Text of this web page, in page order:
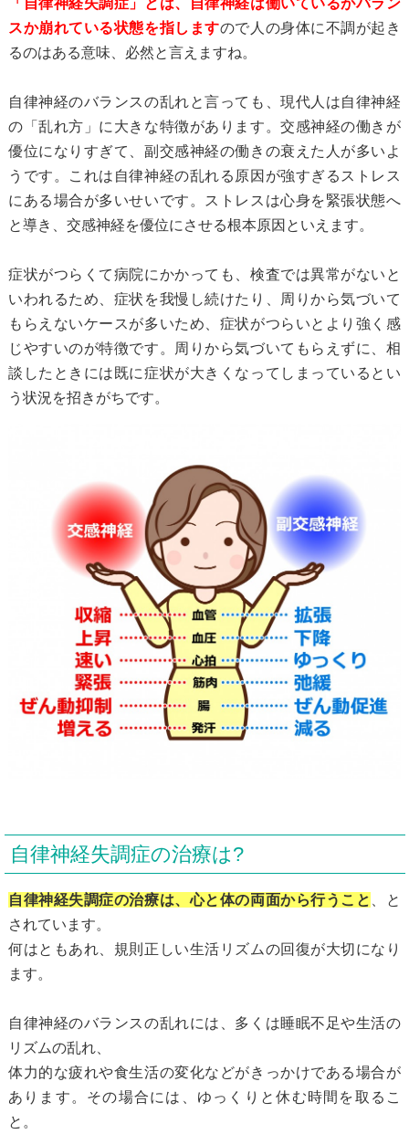
「自律神経失調症」とは、自律神経は働いているがバラン
スか崩れている状態を指しますので人の身体に不調が起き
るのはある意味、必然と言えますね。
自律神経のバランスの乱れと言っても、現代人は自律神経
の「乱れ方」に大きな特徴があります。交感神経の働きが
優位になりすぎて、副交感神経の働きの衰えた人が多いよ
うです。これは自律神経の乱れる原因が強すぎるストレス
にある場合が多いせいです。ストレスは心身を緊張状態へ
と導き、交感神経を優位にさせる根本原因といえます。
症状がつらくて病院にかかっても、検査では異常がないと
いわれるため、症状を我慢し続けたり、周りから気づいて
もらえないケースが多いため、症状がつらいとより強く感
じやすいのが特徴です。周りから気づいてもらえずに、相
談したときには既に症状が大きくなってしまっているとい
う状況を招きがちです。
自律神経失調症の治療は?
自律神経失調症の治療は、心と体の両面から行うこと
、と
されています。
何はともあれ、規則正しい生活リズムの回復が大切になり
ます。
自律神経のバランスの乱れには、多くは睡眠不足や生活の
リズムの乱れ、
体力的な疲れや食生活の変化などがきっかけである場合が
あります。その場合には、ゆっくりと休む時間を取るこ
と。